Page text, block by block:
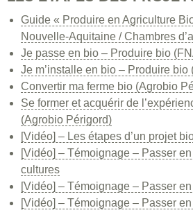
Guide « Produire en Agriculture
Nouvelle-Aquitaine / Chambres
Je passe en bio – Produire bio
Je m’installe en bio – Produire bio
Convertir ma ferme bio (Agrobio
Se former et acquérir de
(Agrobio Périgord)
[Vidéo] – Les étapes d’un projet
[Vidéo] – Témoignage – Passer
cultures
[Vidéo] – Témoignage – Passer
[Vidéo] – Témoignage – Passer